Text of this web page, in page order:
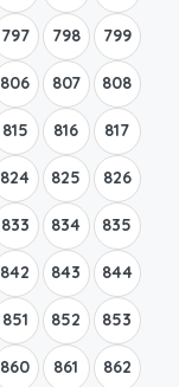
797 798 799
806 807 808
815 816 817
824 825 826
833 834 835
842 843 844
851 852 853
860 861 862